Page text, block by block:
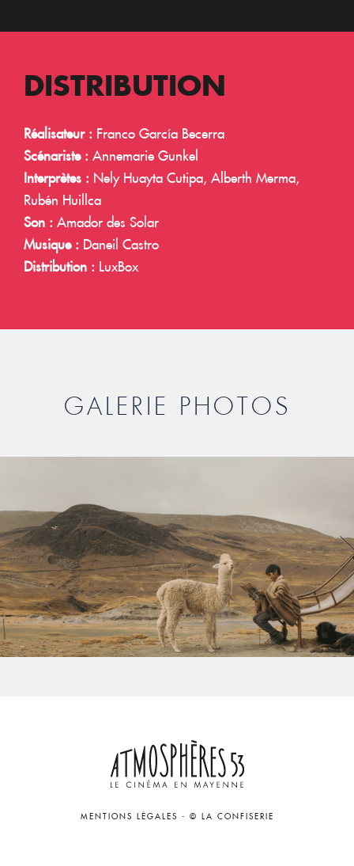
DISTRIBUTION
Réalisateur : Franco García Becerra
Scénariste : Annemarie Gunkel
Interprètes : Nely Huayta Cutipa, Alberth Merma,
Rubén Huillca
Son : Amador des Solar
Musique : Daneil Castro
Distribution : LuxBox
GALERIE PHOTOS
MENTIONS LÉGALES - © LA CONFISERIE